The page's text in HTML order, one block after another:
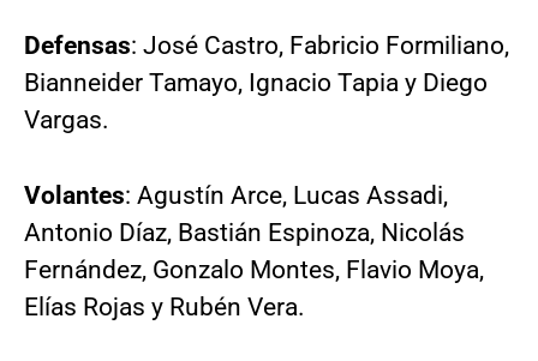
Defensas: José Castro, Fabricio Formiliano,
Bianneider Tamayo, Ignacio Tapia y Diego
Vargas.
Volantes: Agustín Arce, Lucas Assadi,
Antonio Díaz, Bastián Espinoza, Nicolás
Fernández, Gonzalo Montes, Flavio Moya,
Elías Rojas y Rubén Vera.